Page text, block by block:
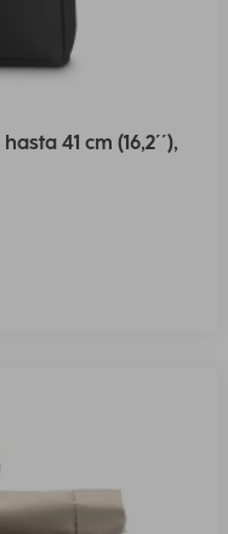
41 cm (16,2´´),